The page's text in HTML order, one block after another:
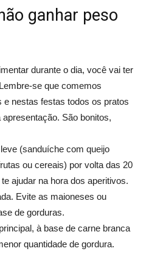
ganhar peso
durante o dia, você vai ter
se que comemos
nestas festas todos os pratos
São bonitos,
(sanduíche com queijo
ou cereais) por volta das 20
ajudar na hora dos aperitivos.
Evite as maioneses ou
de gorduras.
à base de carne branca
quantidade de gordura.